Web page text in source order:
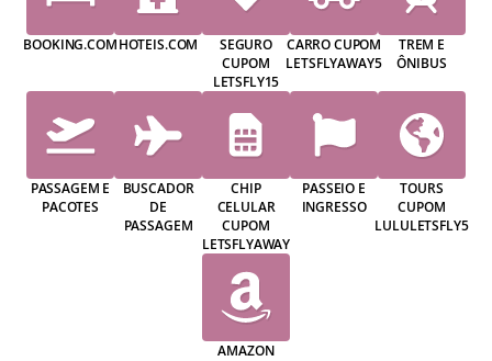
BOOKING.COMHOTEIS.COM
SEGURO
CUPOM
LETSFLY15
CARRO CUPOM
LETSFLYAWAY5
TREM E
ÔNIBUS
PASSAGEM E
PACOTES
BUSCADOR
DE
PASSAGEM
CHIP
CELULAR
CUPOM
LETSFLYAWAY
PASSEIO E
INGRESSO
TOURS
CUPOM
LULULETSFLY5
AMAZON